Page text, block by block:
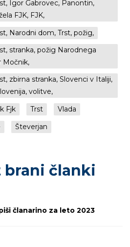
Igor Gabrovec, Panontin,
FJK, FJK,
Narodni dom, Trst, požig,
stranka, požig Narodnega
Močnik,
zbirna stranka, Slovenci v Italiji,
volitve,
Fjk Trst
Vlada
Števerjan
brani članki
članarino za leto 2023